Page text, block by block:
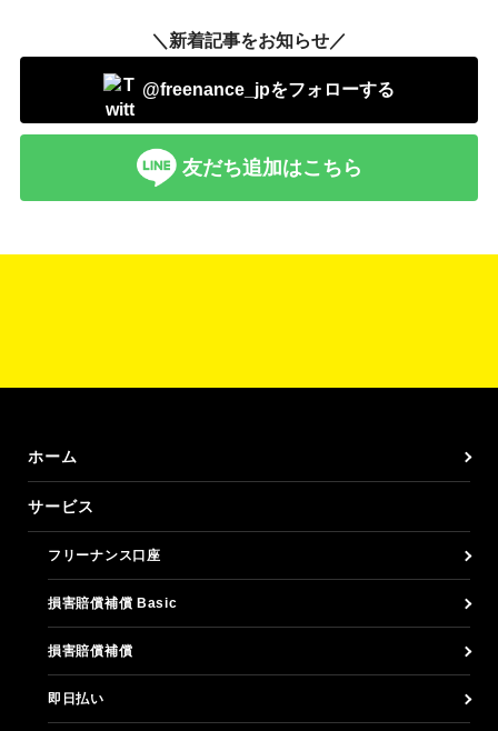
＼新着記事をお知らせ／
@freenance_jpをフォローする
友だち追加はこちら
ホーム
サービス
フリーナンス口座
損害賠償補償 Basic
損害賠償補償
即日払い